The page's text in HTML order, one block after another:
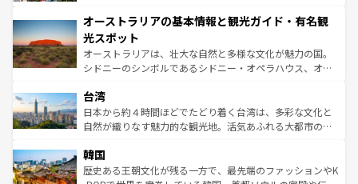
部のニューオーリンズでは、音楽と美食が融合した独特の
文化が魅力。旅行者はアメリカの各地域で異なる魅力を楽
しみながら、その多様性と豊かな歴史を感じることができ
るだろう。車でのロードトリップや列車の旅も、アメリカ
情報は
ワイ島は見逃せない。また、定番の観光地といえばオアフ
島だが、静かな自然を求めるならマウイ島やカウアイ島が
おすすめ。エメラルドグリーンに輝く海をはじめ、豊かな
文化や歴史が息づいている。「アロハスピリット」と呼ば
人々、おいしいローカルフードやハワイアンミュージッ
ク、伝統的なフラダンスなど、すべてがハワイの魅力を彩
っている。訪れるたびに新しい発見と感動が待っているハ
はコンテンツ一覧
オーストラリアの基本情報と観光ガイド・有名観
光スポット
オーストラリアは、壮大な自然と多様な文化が魅力の国。
シドニーのシンボルであるシドニー・オペラハウス、オー
リアリーフや大陸中央部にそびえるウルル（エアーズロッ
ク）、タスマニアの美しい原生林やケアンズの熱帯雨林な
ど、見どころがたくさん。また、カフェやワイン、オージ
いる。アクティビティも充実しており、サーフィンやダイ
ビング、ハイキングなど、アウトドア好きにはたまらな
台湾
日本から約４時間ほどでたどり着く台湾は、多彩な文化と
自然が織りなす魅力的な観光地。活気あふれる大都市の台
ン）、静ひつな山岳地帯である台湾東部など、都市の喧騒
と山間の静けさが共存しており、訪れる人に新しい発見と
韓国
歴史ある王朝文化が残る一方で、最先端のファッションやK